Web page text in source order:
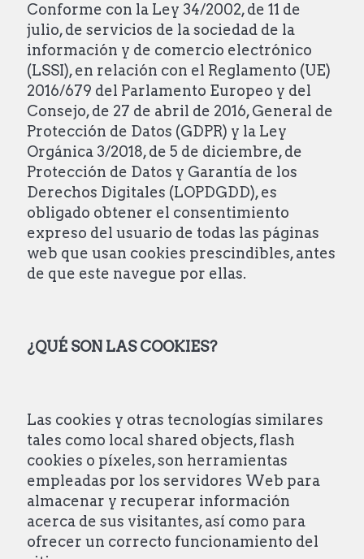
Conforme con la Ley 34/2002, de 11 de
julio, de servicios de la sociedad de la
información y de comercio electrónico
(LSSI), en relación con el Reglamento (UE)
2016/679 del Parlamento Europeo y del
Consejo, de 27 de abril de 2016, General de
Protección de Datos (GDPR) y la Ley
Orgánica 3/2018, de 5 de diciembre, de
Protección de Datos y Garantía de los
Derechos Digitales (LOPDGDD), es
obligado obtener el consentimiento
expreso del usuario de todas las páginas
web que usan cookies prescindibles, antes
de que este navegue por ellas.
¿QUÉ SON LAS COOKIES?
Las cookies y otras tecnologías similares
tales como local shared objects, flash
cookies o píxeles, son herramientas
empleadas por los servidores Web para
almacenar y recuperar información
acerca de sus visitantes, así como para
ofrecer un correcto funcionamiento del